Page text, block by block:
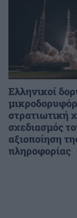
Ελληνικοί
στρατιωτική
σχεδιασμός
αξιοποίηση
πληροφορίας